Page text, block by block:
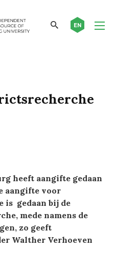
EN
heeft aangifte gedaan
aangifte voor
is gedaan bij de
mede namens de
zo geeft
Walther Verhoeven